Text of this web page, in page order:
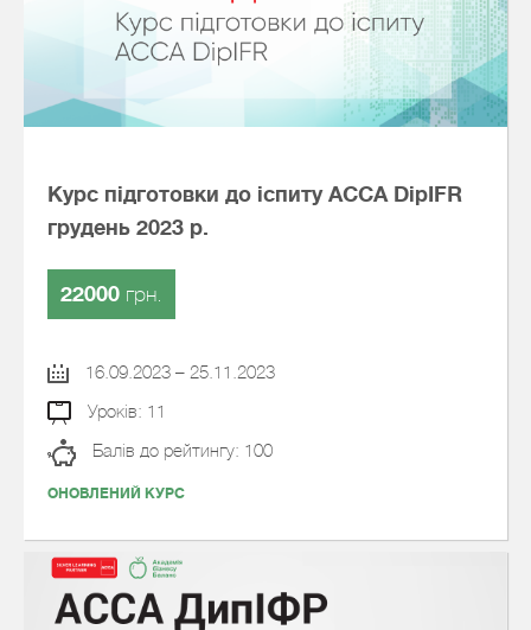
Курс підготовки до іспиту АССА DipIFR
грудень 2023 р.
22000 грн.
16.09.2023 – 25.11.2023
Уроків: 11
Балів до рейтингу: 100
ОНОВЛЕНИЙ КУРС